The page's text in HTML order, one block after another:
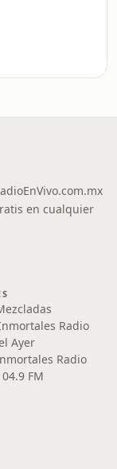
en cualquier
Radio
Ayer
Radio
FM